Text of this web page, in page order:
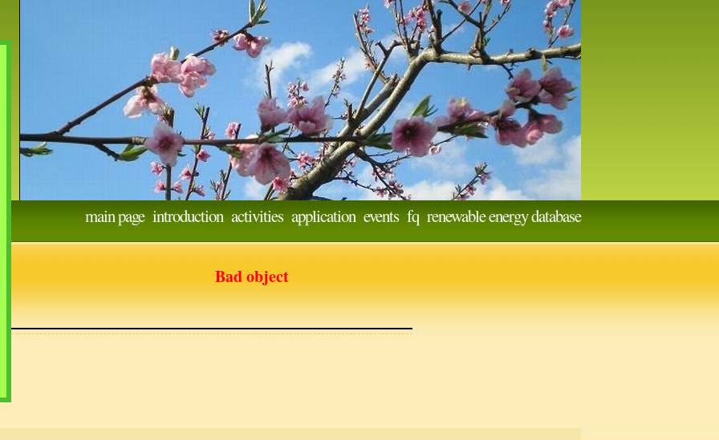
main page introduction activities application events fq renewable energy database
Bad object